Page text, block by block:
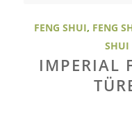
FENG SHUI, FENG
SHUI
IMPERIAL